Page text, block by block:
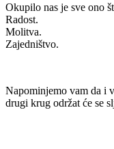
Okupilo nas je sve ono
Radost.
Molitva.
Zajedništvo.
Napominjemo vam da i
drugi krug održat će se